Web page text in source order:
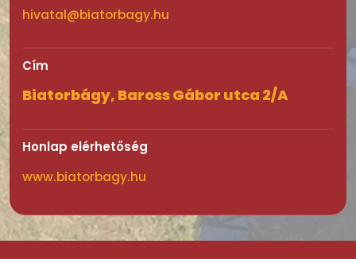
hivatal@biatorbagy.hu
Cím
Biatorbágy, Baross Gábor utca 2/A
Honlap elérhetőség
www.biatorbagy.hu